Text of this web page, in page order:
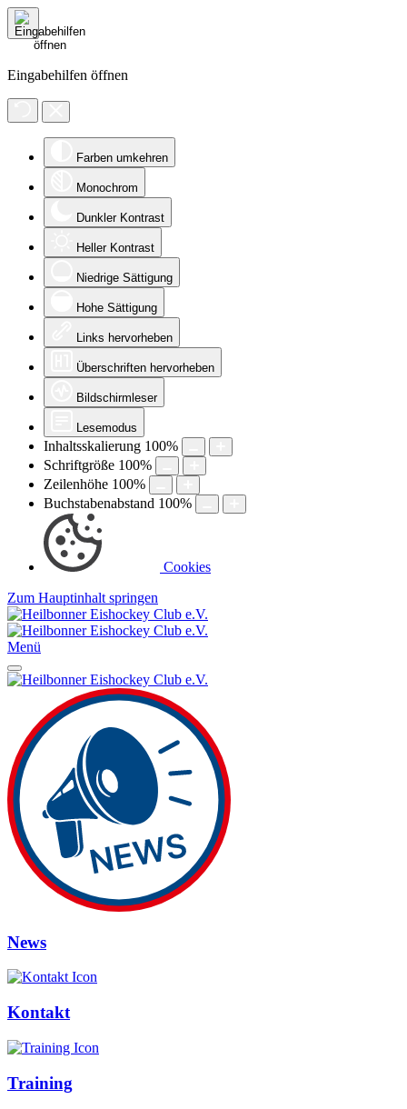
Eingabehilfen öffnen
Farben umkehren
Monochrom
Dunkler Kontrast
Heller Kontrast
Niedrige Sättigung
Hohe Sättigung
Links hervorheben
Überschriften hervorheben
Bildschirmleser
Lesemodus
Inhaltsskalierung 100%
Schriftgröße 100%
Zeilenhöhe 100%
Buchstabenabstand 100%
Cookies
Zum Hauptinhalt springen
Menü
News
Kontakt
Training